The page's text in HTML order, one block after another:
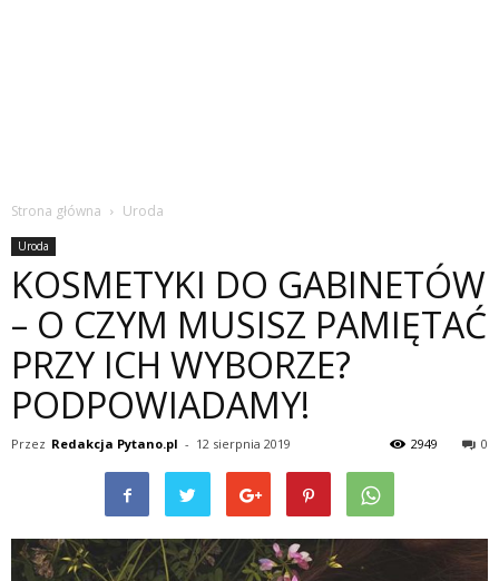
Strona główna Uroda
Uroda
KOSMETYKI DO GABINETÓW
– O CZYM MUSISZ PAMIĘTAĆ
PRZY ICH WYBORZE?
PODPOWIADAMY!
Przez Redakcja Pytano.pl - 12 sierpnia 2019 0
2949